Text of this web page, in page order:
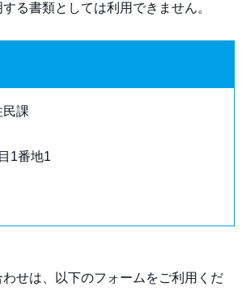
る書類としては利用できません。
民課
1番地1
わせは、以下のフォームをご利用くだ